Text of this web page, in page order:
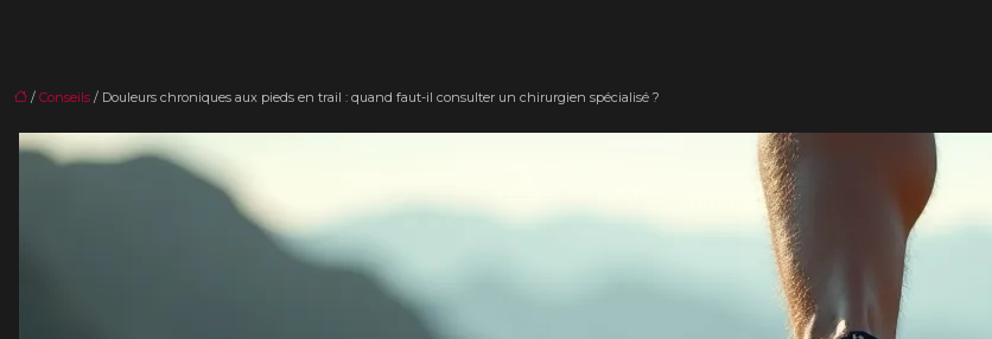
/ Conseils / Douleurs chroniques aux pieds en trail : quand faut-il consulter un chirurgien spécialisé ?